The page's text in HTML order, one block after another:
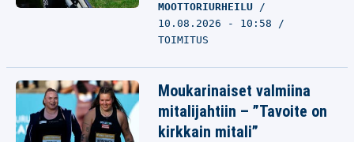
MOOTTORIURHEILU
10.08.2026 - 10:58
TOIMITUS
Moukarinaiset valmiina
mitalijahtiin – ”Tavoite on
kirkkain mitali”